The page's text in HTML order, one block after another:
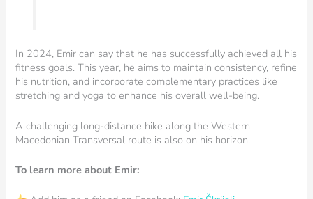
In 2024, Emir can say that he has successfully achieved all his
fitness goals. This year, he aims to maintain consistency, refine
his nutrition, and incorporate complementary practices like
stretching and yoga to enhance his overall well-being.
A challenging long-distance hike along the Western
Macedonian Transversal route is also on his horizon.
To learn more about Emir: